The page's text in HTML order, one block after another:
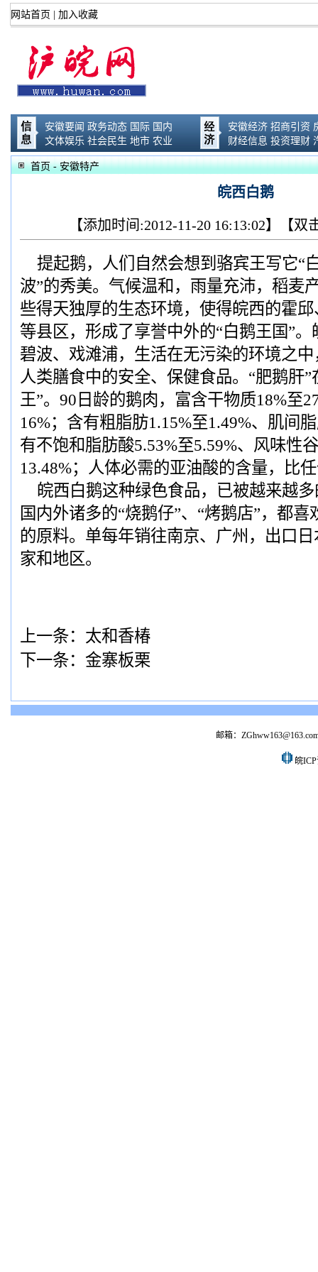
网站首页 加入收藏
安徽要闻 政务动态 国际 国内
文体娱乐 社会民生 地市 农业
安徽经济 招商引资
财经信息 投资理财
首页- 安徽特产
皖西白鹅
【添加时间:2012-11-20 16:13:02】【
提起鹅，人们自然会想到骆宾王写它“
波”的秀美。气候温和，雨量充沛，稻
些得天独厚的生态环境，使得皖西的霍
等县区，形成了享誉中外的“白鹅王国”
碧波、戏滩浦，生活在无污染的环境之
人类膳食中的安全、保健食品。“肥鹅肝
王”。90日龄的鹅肉，富含干物质18%至
16%；含有粗脂肪1.15%至1.49%、肌间
有不饱和脂肪酸5.53%至5.59%、风味性
13.48%；人体必需的亚油酸的含量，比
皖西白鹅这种绿色食品，已被越来越
国内外诸多的“烧鹅仔”、“烤鹅店”，都
的原料。单每年销往南京、广州，出口
家和地区。
上一条： 太和香椿
下一条： 金寨板栗
邮箱：
皖